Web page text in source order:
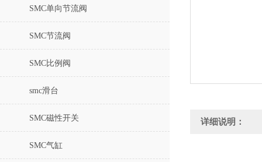
SMC单向节流阀
SMC节流阀
SMC比例阀
smc滑台
SMC磁性开关
SMC气缸
详细说明：